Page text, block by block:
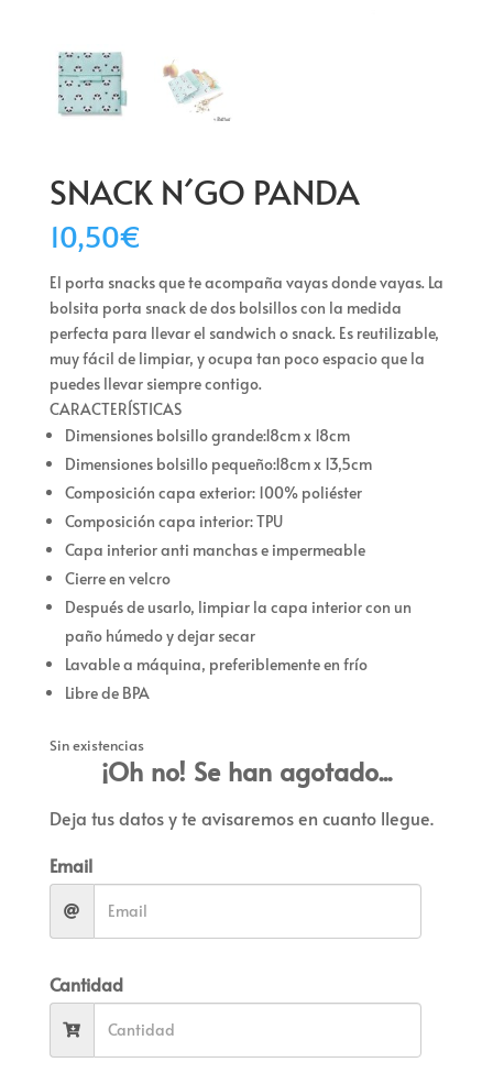
SNACK N´GO PANDA
10,50€
El porta snacks que te acompaña vayas donde vayas. La
bolsita porta snack de dos bolsillos con la medida
perfecta para llevar el sandwich o snack. Es reutilizable,
muy fácil de limpiar, y ocupa tan poco espacio que la
puedes llevar siempre contigo.
CARACTERÍSTICAS
Dimensiones bolsillo grande:18cm x 18cm
Dimensiones bolsillo pequeño:18cm x 13,5cm
Composición capa exterior: 100% poliéster
Composición capa interior: TPU
Capa interior anti manchas e impermeable
Cierre en velcro
Después de usarlo, limpiar la capa interior con un
paño húmedo y dejar secar
Lavable a máquina, preferiblemente en frío
Libre de BPA
Sin existencias
¡Oh no! Se han agotado...
Deja tus datos y te avisaremos en cuanto llegue.
Email
Cantidad